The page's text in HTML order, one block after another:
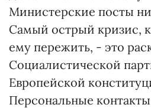
Министерские посты
Самый острый кризис,
ему пережить, - это
Социалистической
Европейской
Персональные